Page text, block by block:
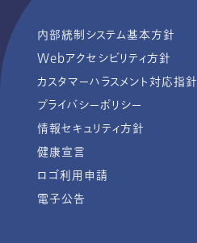
内部統制システム基本方針
Webアクセシビリティ方針
カスタマーハラスメント対応指針
プライバシーポリシー
情報セキュリティ方針
健康宣言
ロゴ利用申請
電子公告